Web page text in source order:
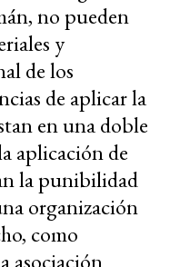
no pueden
y
de los
de aplicar la
en una doble
aplicación de
la punibilidad
organización
como
asociación